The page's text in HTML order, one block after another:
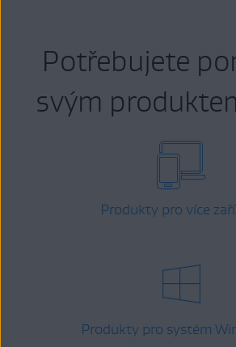
Potřebujete
svým
Produkty pro více
Produkty pro systém